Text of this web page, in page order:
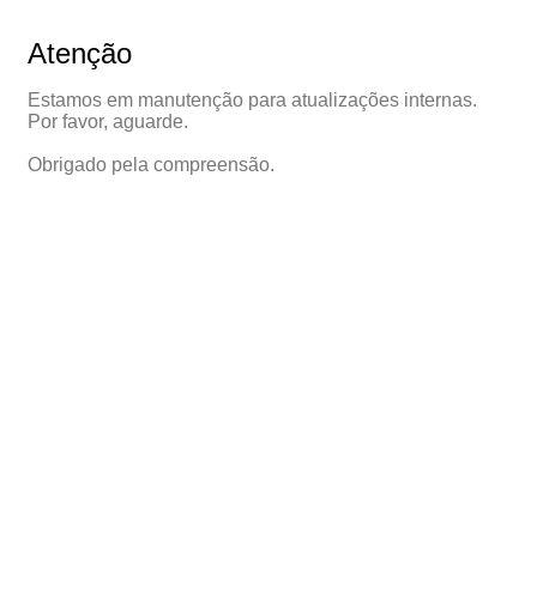
Atenção
Estamos em manutenção para atualizações internas.
Por favor, aguarde.
Obrigado pela compreensão.